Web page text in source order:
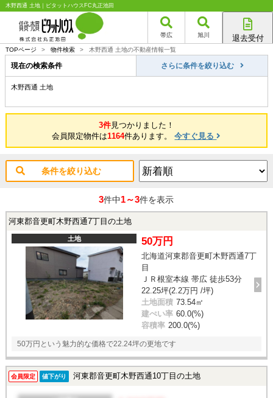
木野西通 土地｜ピタットハウスFC丸正池田
帯広 旭川 退去受付
旭川店
TOPページ > 物件検索 > 木野西通 土地の不動産情報一覧
現在の検索条件 さらに条件を絞り込む
木野西通 土地
3件見つかりました！
会員限定物件は1164件あります。今すぐ見る
条件を絞り込む
3件中1～3件を表示
河東郡音更町木野西通7丁目の土地
土地 50万円
北海道河東郡音更町木野西通7丁
目
ＪＲ根室本線 帯広 徒歩53分
22.25坪(2.2万円 /坪)
土地面積 73.54㎡
建ぺい率 60.0(%)
容積率 200.0(%)
50万円という魅力的な価格で22.24坪の更地です
会員限定 値下がり 河東郡音更町木野西通10丁目の土地